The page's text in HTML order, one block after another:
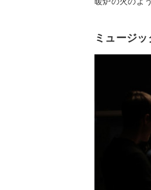
ミュージ